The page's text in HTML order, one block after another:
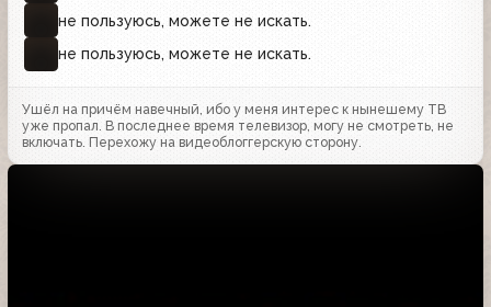
не пользуюсь, можете не искать.
не пользуюсь, можете не искать.
Ушёл на причём навечный, ибо у меня интерес к нынешему ТВ
уже пропал. В последнее время телевизор, могу не смотреть, не
включать. Перехожу на видеоблоггерскую сторону.